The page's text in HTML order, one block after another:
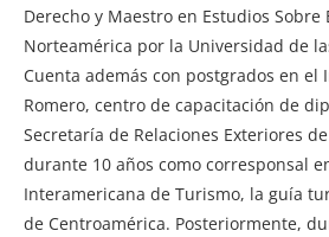
Derecho y Maestro en Estudios Sobre
Norteamérica por la Universidad de
Cuenta además con postgrados en el
Romero, centro de capacitación de
Secretaría de Relaciones Exteriores
durante 10 años como corresponsal
Interamericana de Turismo, la guía
de Centroamérica. Posteriormente,